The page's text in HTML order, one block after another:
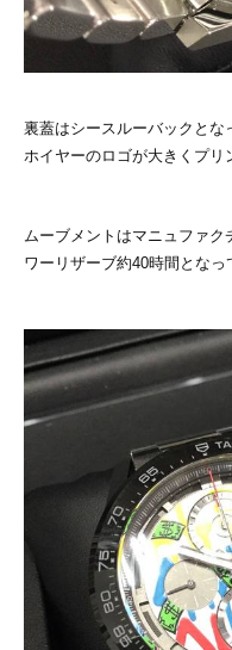
裏蓋はシースルーバックと
ホイヤーのロゴが大きくプリ
ムーブメントはマニュファ
ワーリザーブ約40時間となっ